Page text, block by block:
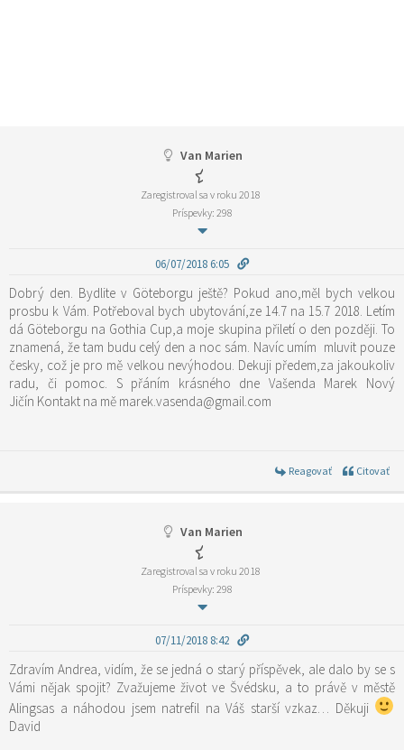
Van Marien
Zaregistroval sa v roku 2018
Príspevky: 298
06/07/2018 6:05
Dobrý den. Bydlite v Göteborgu ještě? Pokud ano,měl bych velkou
prosbu k Vám. Potřeboval bych ubytování,ze 14.7 na 15.7 2018. Letím
dá Göteborgu na Gothia Cup,a moje skupina přiletí o den později. To
znamená, že tam budu celý den a noc sám. Navíc umím mluvit pouze
česky, což je pro mě velkou nevýhodou. Dekuji předem,za jakoukoliv
radu, či pomoc. S přáním krásného dne Vašenda Marek Nový
Jičín Kontakt na mě marek.vasenda@gmail.com
Reagovať Citovať
Van Marien
Zaregistroval sa v roku 2018
Príspevky: 298
07/11/2018 8:42
Zdravím Andrea, vidím, že se jedná o starý příspěvek, ale dalo by se s
Vámi nějak spojit? Zvažujeme život ve Švédsku, a to právě v městě
Alingsas a náhodou jsem natrefil na Váš starší vzkaz… Děkuji
David